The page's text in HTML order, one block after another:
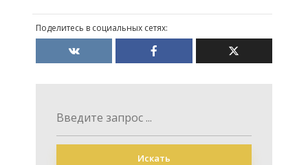
Поделитесь в социальных сетях:
Искать